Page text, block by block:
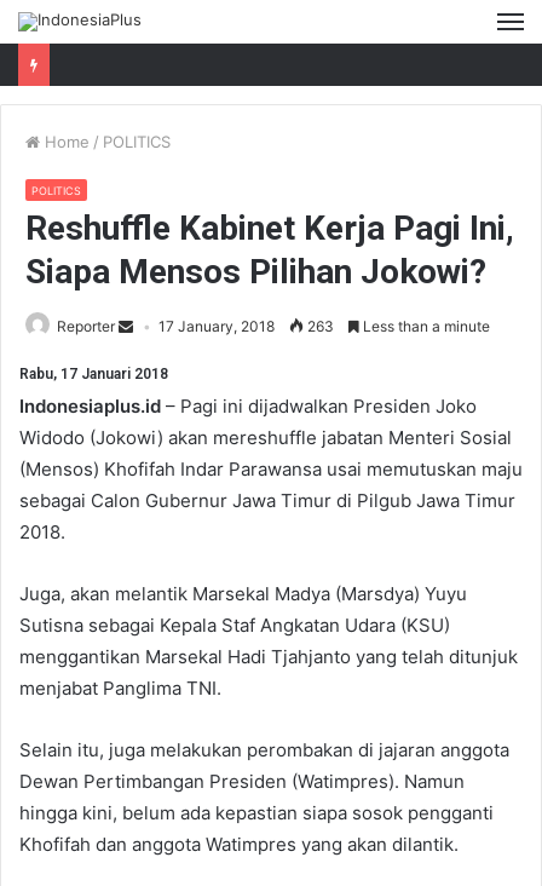
Home / POLITICS
POLITICS
Reshuffle Kabinet Kerja Pagi Ini,
Siapa Mensos Pilihan Jokowi?
Reporter 17 January, 2018 263 Less than a minute
Rabu, 17 Januari 2018
Indonesiaplus.id – Pagi ini dijadwalkan Presiden Joko
Widodo (Jokowi) akan mereshuffle jabatan Menteri Sosial
(Mensos) Khofifah Indar Parawansa usai memutuskan maju
sebagai Calon Gubernur Jawa Timur di Pilgub Jawa Timur
2018.
Juga, akan melantik Marsekal Madya (Marsdya) Yuyu
Sutisna sebagai Kepala Staf Angkatan Udara (KSU)
menggantikan Marsekal Hadi Tjahjanto yang telah ditunjuk
menjabat Panglima TNI.
Selain itu, juga melakukan perombakan di jajaran anggota
D‎ewan Pertimbangan Presiden (‎Watimpres). Namun
hingga kini, belum ada kepastian siapa sosok pengganti
Khofifah dan anggota Watimpres yang akan dilantik.